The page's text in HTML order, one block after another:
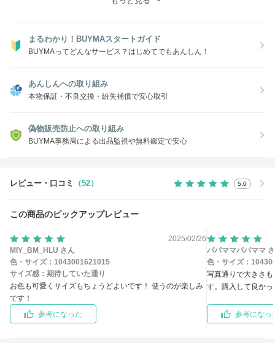
まるわかり！BUYMAスタートガイド
BUYMAってどんなサービス？はじめてでもあんしん！
あんしんへの取り組み
本物保証・不良交換・紛失補償で安心取引
偽物販売防止への取り組み
BUYMA事務局による出品監視や無料鑑定で安心
レビュー・口コミ （52） 5.0
この商品のピックアップレビュー
2025/02/26
MIY_BM_HLU さん
色・サイズ： 1043001621015
サイズ感： 期待していた通り
お色も可愛くサイズもちょうどよいです！ 使うのが楽しみ
です！
参考になった
パパママパパママ
色・サイズ：
写真通りで大きさ
す。購入して良かっ
参考になっ